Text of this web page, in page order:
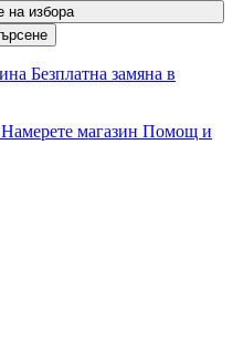
на избора
Безплатна замяна в
Намерете магазин Помощ и